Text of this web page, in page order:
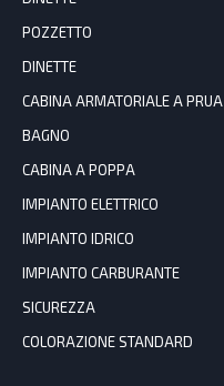
POZZETTO
DINETTE
CABINA ARMATORIALE A PRUA
BAGNO
CABINA A POPPA
IMPIANTO ELETTRICO
IMPIANTO IDRICO
IMPIANTO CARBURANTE
SICUREZZA
COLORAZIONE STANDARD